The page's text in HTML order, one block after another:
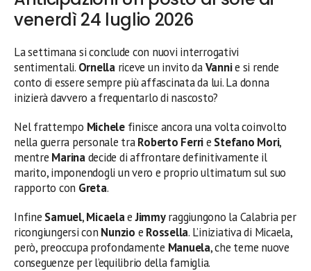
venerdì 24 luglio 2026
La settimana si conclude con nuovi interrogativi
sentimentali. Ornellariceve un invito daVannie si rende
conto di essere sempre più affascinata da lui. La donna
inizierà davvero a frequentarlo di nascosto?
Nel frattempo Michelefinisce ancora una volta coinvolto
nella guerra personale traRoberto Ferrie Stefano Mori,
mentre Marinadecide di affrontare definitivamente il
marito, imponendogli un vero e proprio ultimatum sul suo
rapporto con Greta.
Infine Samuel,MicaelaeJimmyraggiungono la Calabria per
ricongiungersi con Nunzio e Rossella. L’iniziativa di Micaela,
però, preoccupa profondamente Manuela, che teme nuove
conseguenze per l’equilibrio della famiglia.